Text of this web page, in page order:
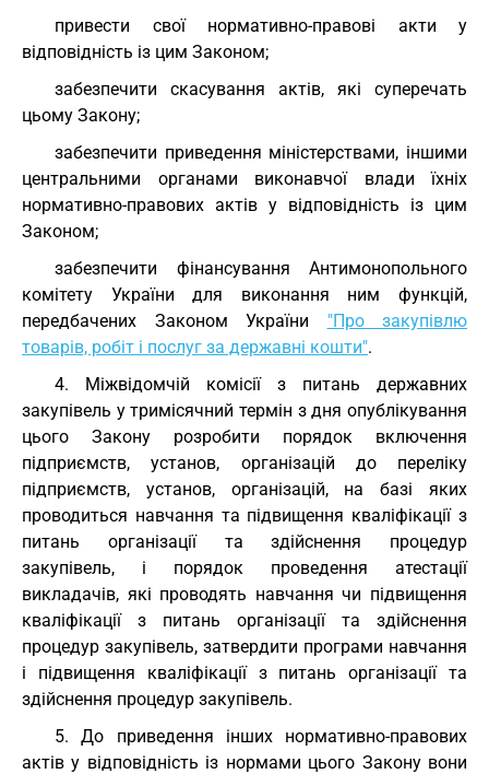
привести свої нормативно-правові акти у
відповідність із цим Законом;
забезпечити скасування актів, які суперечать
цьому Закону;
забезпечити приведення міністерствами, іншими
центральними органами виконавчої влади їхніх
нормативно-правових актів у відповідність із цим
Законом;
забезпечити фінансування Антимонопольного
комітету України для виконання ним функцій,
передбачених Законом України "Про закупівлю
товарів, робіт і послуг за державні кошти".
4. Міжвідомчій комісії з питань державних
закупівель у тримісячний термін з дня опублікування
цього Закону розробити порядок включення
підприємств, установ, організацій до переліку
підприємств, установ, організацій, на базі яких
проводиться навчання та підвищення кваліфікації з
питань організації та здійснення процедур
закупівель, і порядок проведення атестації
викладачів, які проводять навчання чи підвищення
кваліфікації з питань організації та здійснення
процедур закупівель, затвердити програми навчання
і підвищення кваліфікації з питань організації та
здійснення процедур закупівель.
5. До приведення інших нормативно-правових
актів у відповідність із нормами цього Закону вони